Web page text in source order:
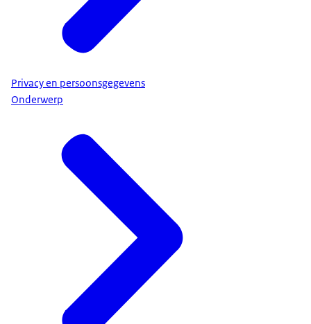
Privacy en persoonsgegevens
Onderwerp